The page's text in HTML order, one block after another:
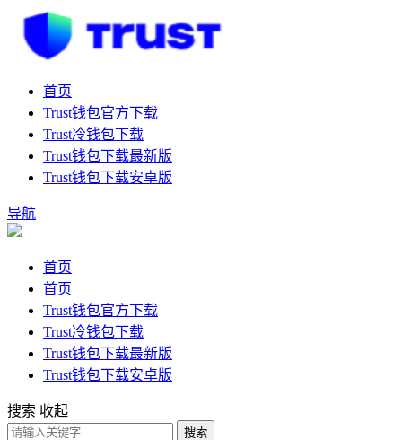
首页
Trust钱包官方下载
Trust冷钱包下载
Trust钱包下载最新版
Trust钱包下载安卓版
导航
首页
首页
Trust钱包官方下载
Trust冷钱包下载
Trust钱包下载最新版
Trust钱包下载安卓版
搜索 收起
搜索